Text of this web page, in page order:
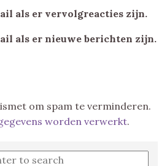
als er vervolgreacties zijn.
als er nieuwe berichten zijn.
om spam te verminderen.
worden verwerkt.